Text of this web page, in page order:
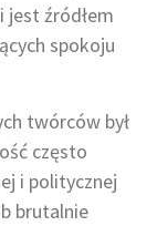
źródłem
spokoju
twórców był
często
i politycznej
brutalnie